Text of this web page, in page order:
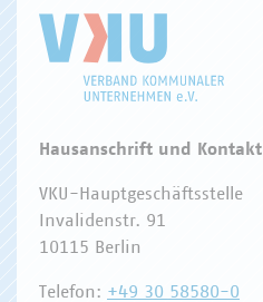
Hausanschrift und Kontakt
VKU-Hauptgeschäftsstelle
Invalidenstr. 91
10115 Berlin
Telefon: +49 30 58580-0